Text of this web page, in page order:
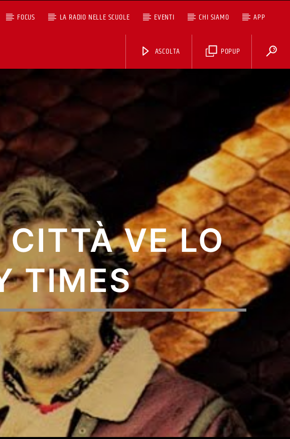
FOCUS LA RADIO NELLE SCUOLE EVENTI CHI SIAMO APP
POPUP
ASCOLTA
CITTÀ VE LO
TIMES